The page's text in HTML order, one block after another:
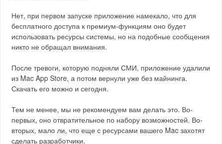
Нет, при первом запуске приложение намекало, что для
бесплатного доступа к премиум-функциям оно будет
использовать ресурсы системы, но на подобные сообщения
никто не обращал внимания.
После тревоги, которую подняли СМИ, приложение удалили
из Mac App Store, а потом вернули уже без майнинга.
Скачать его можно и сегодня.
Тем не менее, мы не рекомендуем вам делать это. Во-
первых, оно отвратительное по набору возможностей. Во-
вторых, мало ли, что еще с ресурсами вашего Mac захотят
сделать разработчики.